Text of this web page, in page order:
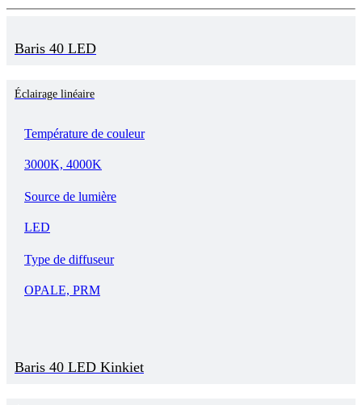
Baris 40 LED
Éclairage linéaire
Température de couleur
3000K, 4000K
Source de lumière
LED
Type de diffuseur
OPALE, PRM
Baris 40 LED Kinkiet